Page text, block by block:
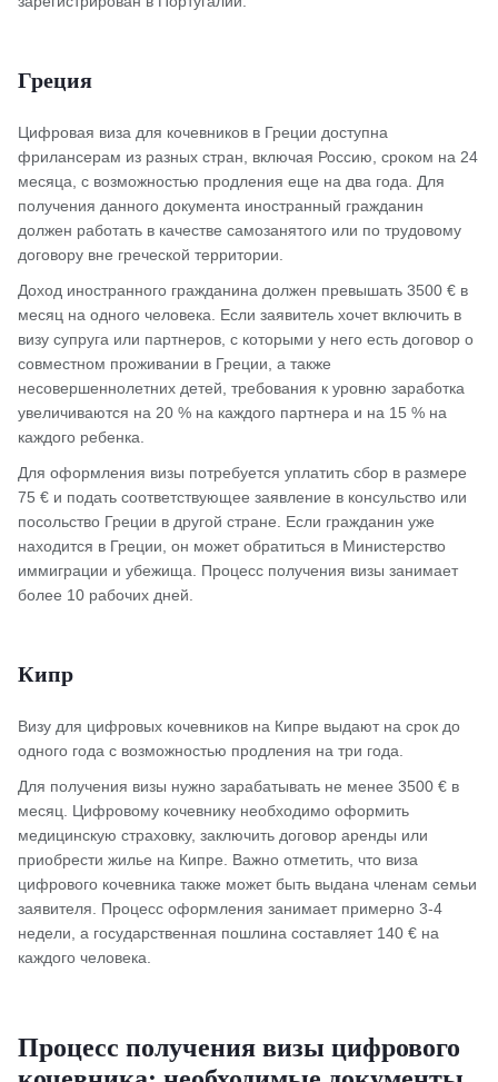
Греция
Цифровая виза для кочевников в Греции доступна
фрилансерам из разных стран, включая Россию, сроком на 24
месяца, с возможностью продления еще на два года. Для
получения данного документа иностранный гражданин
должен работать в качестве самозанятого или по трудовому
договору вне греческой территории.
Доход иностранного гражданина должен превышать 3500 € в
месяц на одного человека. Если заявитель хочет включить в
визу супруга или партнеров, с которыми у него есть договор о
совместном проживании в Греции, а также
несовершеннолетних детей, требования к уровню заработка
увеличиваются на 20 % на каждого партнера и на 15 % на
каждого ребенка.
Для оформления визы потребуется уплатить сбор в размере
75 € и подать соответствующее заявление в консульство или
посольство Греции в другой стране. Если гражданин уже
находится в Греции, он может обратиться в Министерство
иммиграции и убежища. Процесс получения визы занимает
более 10 рабочих дней.
Кипр
Визу для цифровых кочевников на Кипре выдают на срок до
одного года с возможностью продления на три года.
Для получения визы нужно зарабатывать не менее 3500 € в
месяц. Цифровому кочевнику необходимо оформить
медицинскую страховку, заключить договор аренды или
приобрести жилье на Кипре. Важно отметить, что виза
цифрового кочевника также может быть выдана членам семьи
заявителя. Процесс оформления занимает примерно 3-4
недели, а государственная пошлина составляет 140 € на
каждого человека.
Процесс получения визы цифрового